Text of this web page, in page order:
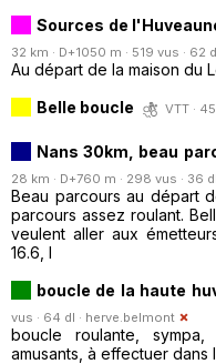
Sources de
32 km · D+1050 m · 519 vus · 62
Au départ de la maison du
Belle boucle
VTT ·
Nans 30km, beau
28 km · D+760 m · 298 vus · 36
Beau parcours au départ
parcours assez roulant.
veulent aller aux
16.6, l
boucle de la haute
vus · 64 dl · herve.belmont
boucle roulante,
amusants, à effectuer dans